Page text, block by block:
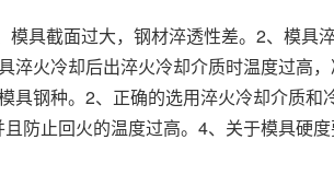
模具截面过大，钢材淬透性差。2、模具
淬火冷却后出淬火冷却介质时温度过高
具钢种。2、正确的选用淬火冷却介质
防止回火的温度过高。4、关于模具硬